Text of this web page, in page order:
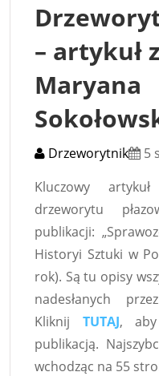
– artykuł
Maryana
Drzeworytnik
5
Kluczowy
drzeworytu
publikacji:
Historyi Sztuki w
rok). Są tu opisy
nadesłanych
Kliknij TUTAJ,
publikacją.
wchodząc na 55